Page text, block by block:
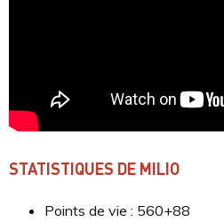
STATISTIQUES DE MILIO
Points de vie : 560+88